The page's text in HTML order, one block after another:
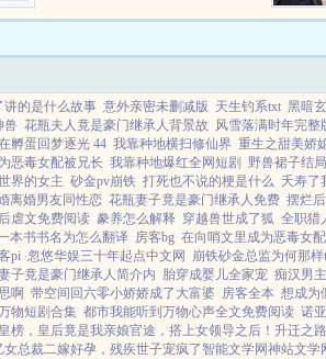
讲的是什么故事 意外亲密未删减版 天生钓系txt 黑暗
兽 花瓶夫人竟是豪门继承人背景故 风雪落满时年完整
孵蛋回梦逐光 44 我靠种地横扫修仙界 重生之甜美娇
恶毒女配被兄长 我靠种地爆红全网短剧 野兽裙子结
界的女主 砂金pv崩铁 打死也不说的梗是什么 夭寿了
离婚男友同性恋 花瓶妻子竟是豪门继承人免费 摆烂
虐文免费阅读 豢养怎么解释 穿越兽世成了狐 全职猎
本书书名为怎么翻译 房客bg 在向哨文里成为恶毒女配
pi 忽悠华娱三十年起点中文网 崩铁砂金总监为何那样
子竟是豪门继承人简介内 胎穿成婴儿全家宠 痴汉男
啊 带空间回六零小娇娇成了大富婆 房客全本 想成为
物短剧合集 都市我能听到万物心声全文免费阅读 诺
榜，皇后竟是我亲娘官途，搭上女领导之后！ 升迁之路
女总裁二嫁好孕，残疾世子宠疯了智能文学网神站文学